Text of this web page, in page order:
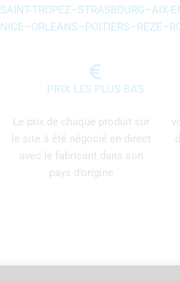
SAINT-TROPEZ–STRASBOURG–AIX-
NICE–ORLEANS–POITIERS–REZE–
PRIX LES PLUS BAS
Le prix de chaque produit sur
le site à été négocié en direct
avec le fabricant dans son
pays d’origine